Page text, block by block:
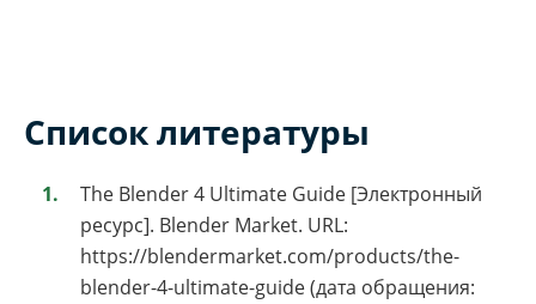
Список литературы
The Blender 4 Ultimate Guide [Электронный
ресурс]. Blender Market. URL:
https://blendermarket.com/products/the-
blender-4-ultimate-guide (дата обращения: